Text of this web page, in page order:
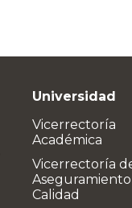
Universidad
Vicerrectoría
Académica
Vicerrectoría
Calidad